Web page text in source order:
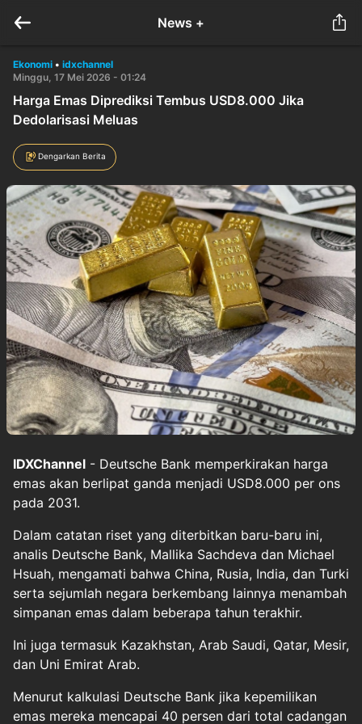
News +
Ekonomi • idxchannel
Minggu, 17 Mei 2026 - 01:24
Harga Emas Diprediksi Tembus USD8.000 Jika
Dedolarisasi Meluas
Dengarkan Berita
IDXChannel - Deutsche Bank memperkirakan harga
emas akan berlipat ganda menjadi USD8.000 per ons
pada 2031.
Dalam catatan riset yang diterbitkan baru-baru ini,
analis Deutsche Bank, Mallika Sachdeva dan Michael
Hsuah, mengamati bahwa China, Rusia, India, dan Turki
serta sejumlah negara berkembang lainnya menambah
simpanan emas dalam beberapa tahun terakhir.
Ini juga termasuk Kazakhstan, Arab Saudi, Qatar, Mesir,
dan Uni Emirat Arab.
Menurut kalkulasi Deutsche Bank jika kepemilikan
emas mereka mencapai 40 persen dari total cadangan